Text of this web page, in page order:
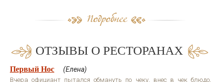
ОТЗЫВЫ О РЕСТОРАНАХ
Первый Нос (Елена)
Вчера официант пытался обмануть по чеку, внес в чек блюдо,